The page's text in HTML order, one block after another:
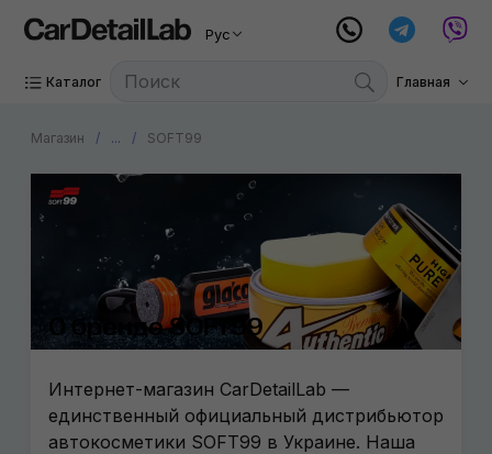
Рус
Каталог Главная
Магазин ... SOFT99
О бренде SOFT99
Интернет-магазин CarDetailLab —
единственный официальный дистрибьютор
автокосметики SOFT99 в Украине. Наша